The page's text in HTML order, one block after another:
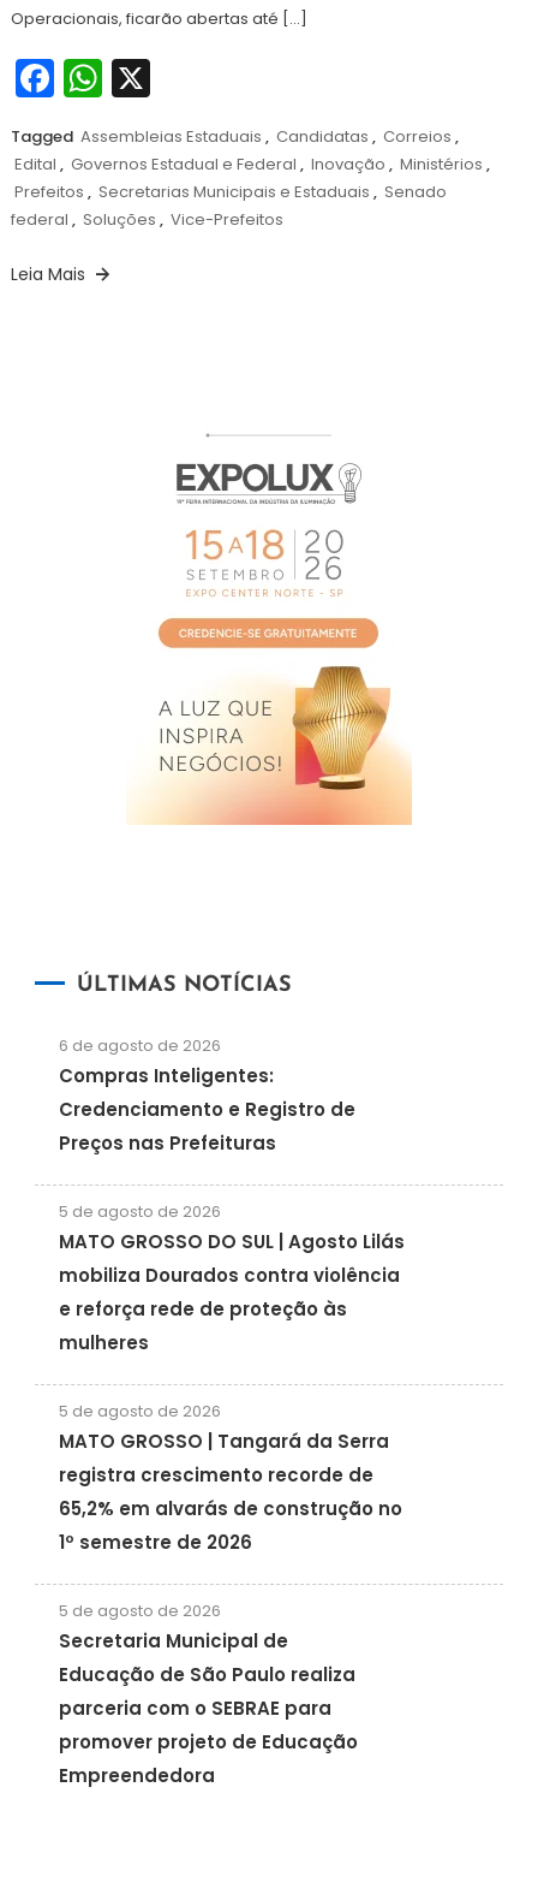
Operacionais, ficarão abertas até […]
Facebook
WhatsApp
X
Tagged Assembleias Estaduais , Candidatas , Correios ,
Edital , Governos Estadual e Federal , Inovação , Ministérios ,
Prefeitos , Secretarias Municipais e Estaduais , Senado
federal , Soluções , Vice-Prefeitos
Leia Mais
ÚLTIMAS NOTÍCIAS
6 de agosto de 2026
Compras Inteligentes:
Credenciamento e Registro de
Preços nas Prefeituras
5 de agosto de 2026
MATO GROSSO DO SUL | Agosto Lilás
mobiliza Dourados contra violência
e reforça rede de proteção às
mulheres
5 de agosto de 2026
MATO GROSSO | Tangará da Serra
registra crescimento recorde de
65,2% em alvarás de construção no
1º semestre de 2026
5 de agosto de 2026
Secretaria Municipal de
Educação de São Paulo realiza
parceria com o SEBRAE para
promover projeto de Educação
Empreendedora